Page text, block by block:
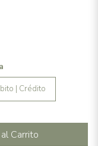
| Crédito
Carrito